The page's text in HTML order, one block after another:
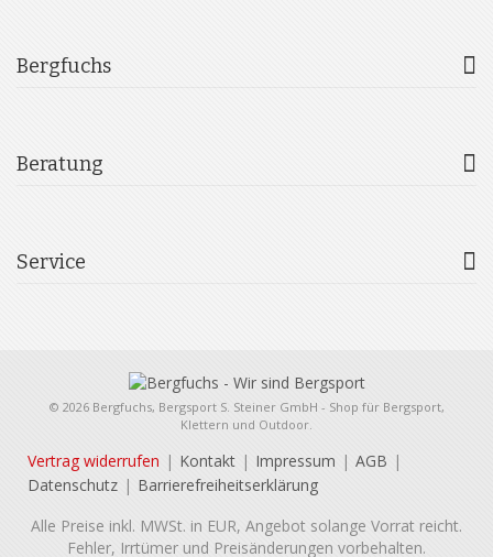
Bergfuchs
Beratung
Service
© 2026 Bergfuchs, Bergsport S. Steiner GmbH - Shop für Bergsport,
Klettern und Outdoor.
Vertrag widerrufen Kontakt Impressum
AGB
Datenschutz
Barrierefreiheitserklärung
Alle Preise inkl. MWSt. in EUR, Angebot solange Vorrat reicht.
Fehler, Irrtümer und Preisänderungen vorbehalten.